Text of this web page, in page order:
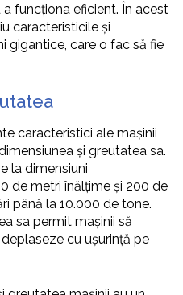
funcționa eficient. În acest
caracteristicile și
gigantice, care o fac să fie
caracteristici ale mașinii
și greutatea sa.
la dimensiuni
de metri înălțime și 200 de
până la 10.000 de tone.
sa permit mașinii să
cu ușurință pe